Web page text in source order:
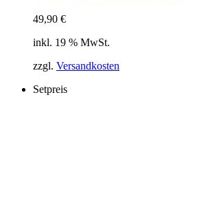
49,90 €
inkl. 19 % MwSt.
zzgl. Versandkosten
Setpreis